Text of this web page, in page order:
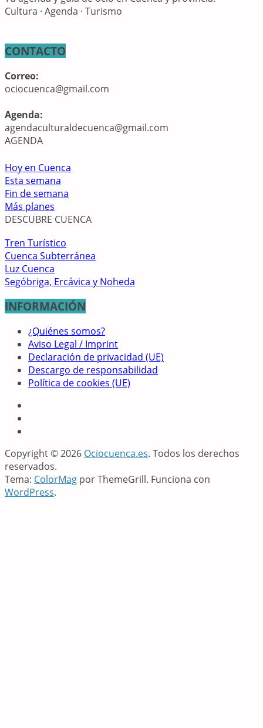
Cultura · Agenda · Turismo
CONTACTO
Correo:
ociocuenca@gmail.com
Agenda:
agendaculturaldecuenca@gmail.com
AGENDA
Hoy en Cuenca
Esta semana
Fin de semana
Más planes
DESCUBRE CUENCA
Tren Turístico
Cuenca Subterránea
Luz Cuenca
Segóbriga, Ercávica y Noheda
INFORMACIÓN
¿Quiénes somos?
Aviso Legal / Imprint
Declaración de privacidad (UE)
Descargo de responsabilidad
Política de cookies (UE)
Copyright © 2026 Ociocuenca.es. Todos los derechos
reservados.
Tema: ColorMag por ThemeGrill. Funciona con
WordPress.